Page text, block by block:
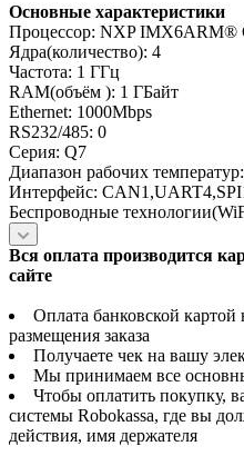
Основные характеристики
Процессор: NXP IMX6ARM®
Ядра(количество): 4
Частота: 1 ГГц
RAM(объём ): 1 ГБайт
Ethernet: 1000Mbps
RS232/485: 0
Серия: Q7
Диапазон рабочих
Интерфейс:
Беспроводные
Вся оплата производится
сайте
Оплата банковской
размещения заказа
Получаете чек на вашу
Мы принимаем все
Чтобы оплатить покупку,
системы Robokassa, где вы
действия, имя держателя